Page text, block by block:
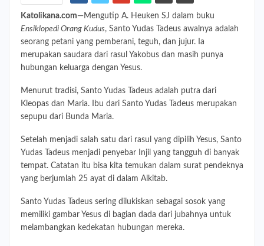
Katolikana.com—Mengutip A. Heuken SJ dalam buku
Ensiklopedi Orang Kudus, Santo Yudas Tadeus awalnya adalah
seorang petani yang pemberani, teguh, dan jujur. Ia
merupakan saudara dari rasul Yakobus dan masih punya
hubungan keluarga dengan Yesus.
Menurut tradisi, Santo Yudas Tadeus adalah putra dari
Kleopas dan Maria. Ibu dari Santo Yudas Tadeus merupakan
sepupu dari Bunda Maria.
Setelah menjadi salah satu dari rasul yang dipilih Yesus, Santo
Yudas Tadeus menjadi penyebar Injil yang tangguh di banyak
tempat. Catatan itu bisa kita temukan dalam surat pendeknya
yang berjumlah 25 ayat di dalam Alkitab.
Santo Yudas Tadeus sering dilukiskan sebagai sosok yang
memiliki gambar Yesus di bagian dada dari jubahnya untuk
melambangkan kedekatan hubungan mereka.